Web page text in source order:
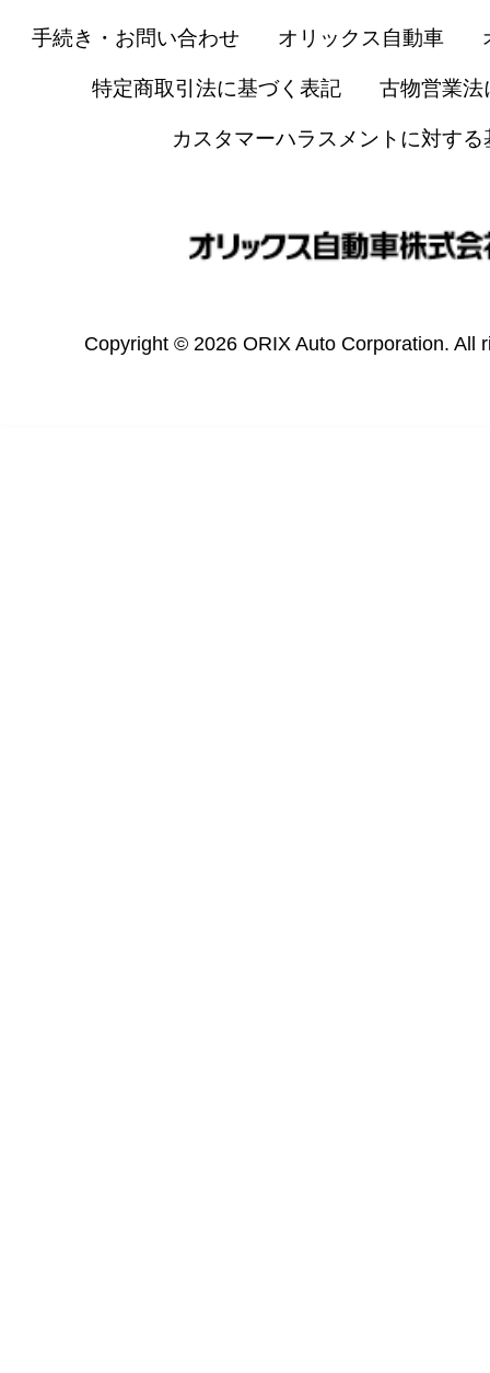
手続き・お問い合わせ オリックス自動車
特定商取引法に基づく表記 古物営業法
カスタマーハラスメントに対する
Copyright © 2026 ORIX Auto Corporation. All